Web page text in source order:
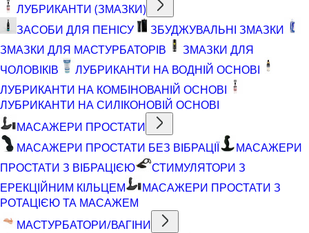
ЛУБРИКАНТИ (ЗМАЗКИ)
ЗАСОБИ ДЛЯ ПЕНІСУ
ЗБУДЖУВАЛЬНІ ЗМАЗКИ
ЗМАЗКИ ДЛЯ МАСТУРБАТОРІВ
ЗМАЗКИ ДЛЯ
ЧОЛОВІКІВ
ЛУБРИКАНТИ НА ВОДНІЙ ОСНОВІ
ЛУБРИКАНТИ НА КОМБІНОВАНІЙ ОСНОВІ
ЛУБРИКАНТИ НА СИЛІКОНОВІЙ ОСНОВІ
МАСАЖЕРИ ПРОСТАТИ
МАСАЖЕРИ ПРОСТАТИ БЕЗ ВІБРАЦІЇ
МАСАЖЕРИ
ПРОСТАТИ З ВІБРАЦІЄЮ
СТИМУЛЯТОРИ З
ЕРЕКЦІЙНИМ КІЛЬЦЕМ
МАСАЖЕРИ ПРОСТАТИ З
РОТАЦІЄЮ ТА МАСАЖЕМ
МАСТУРБАТОРИ/ВАГІНИ